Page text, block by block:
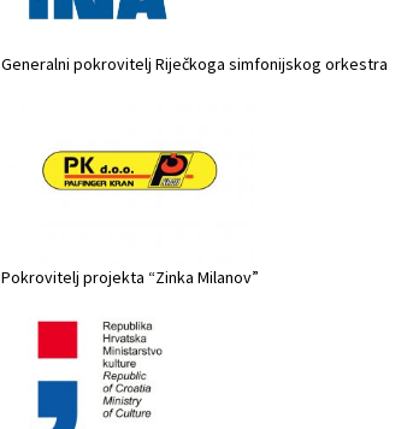
Generalni pokrovitelj Riječkoga simfonijskog orkestra
Pokrovitelj projekta “Zinka Milanov”